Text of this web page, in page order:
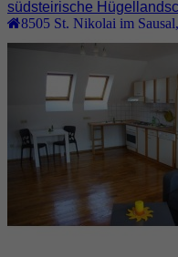
südsteirische
8505 St. Nikolai im Sausal